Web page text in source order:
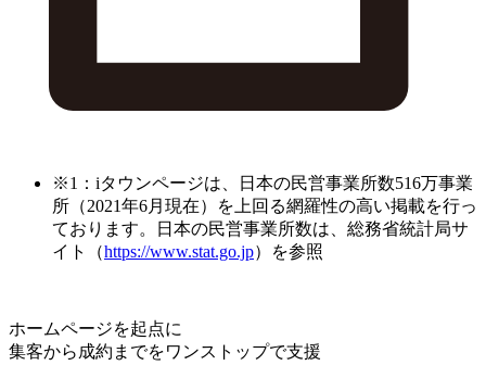
※1：iタウンページは、日本の民営事業所数516万事業
所（2021年6月現在）を上回る網羅性の高い掲載を行っ
ております。日本の民営事業所数は、総務省統計局サ
イト（https://www.stat.go.jp）を参照
ホームページを起点に
集客から成約までをワンストップで支援